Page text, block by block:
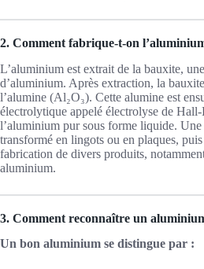
2. Comment fabrique-t-on
L’aluminium est extrait de la bauxite,
d’aluminium. Après extraction, la
l’alumine (Al₂O₃). Cette alumine est
électrolytique appelé électrolyse de
l’aluminium pur sous forme liquide.
transformé en lingots ou en plaques,
fabrication de divers produits,
aluminium.
3. Comment reconnaître un
Un bon aluminium se distingue par :